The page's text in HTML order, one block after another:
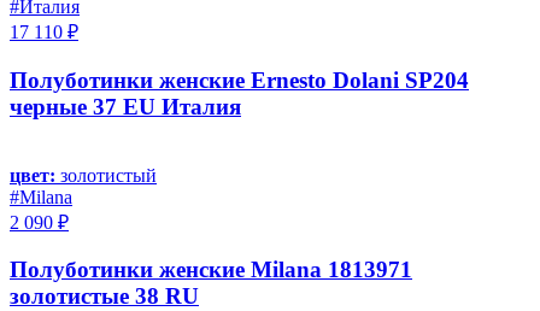
#Италия
17 110 ₽
Полуботинки женские Ernesto Dolani SP204
черные 37 EU Италия
цвет: золотистый
#Milana
2 090 ₽
Полуботинки женские Milana 1813971
золотистые 38 RU